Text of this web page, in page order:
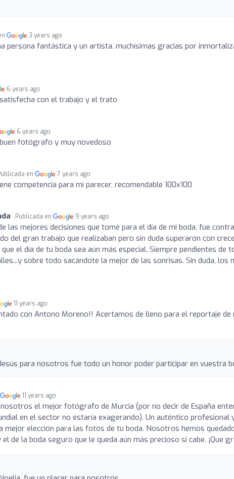
3 years ago
persona fantástica y un artista. muchísimas gracias por
6 years ago
con el trabajo y el trato
6 years ago
fotógrafo y muy novedoso
en 7 years ago
competencia para mí parecer, recomendable 100x100
Publicada en 9 years ago
las mejores decisiones que tomé para el día de mi boda, fue
del gran trabajo que realizaban pero sin duda superaron con
el día de tu boda sea aún más especial. Siempre pendientes de
sobre todo sacándote la mejor de las sonrisas. Sin duda,
11 years ago
con Antono Moreno!! Acertamos de lleno para el reportaje
para nosotros fue todo un honor poder participar en vuestra
11 years ago
el mejor fotógrafo de Murcia (por no decir de España
en el sector no estaría exagerando). Un auténtico profesional
mejor elección para las fotos de tu boda. Nosotros hemos
de la boda seguro que le queda aún más precioso si cabe. ¡Que